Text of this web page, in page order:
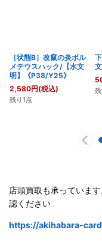
［状態B］改竄の炎ボル
メテウスハック/【水文
明】《P38/Y25》
2,580円(税込)
残り1点
店頭買取も承っていま
認ください
https://akihabara-